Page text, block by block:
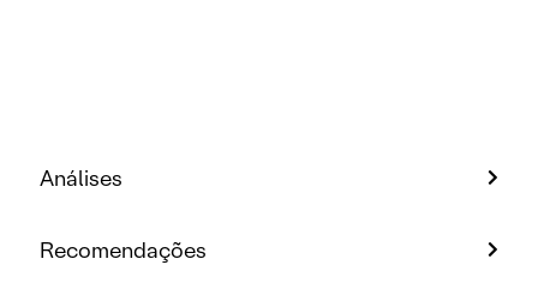
Análises
Recomendações